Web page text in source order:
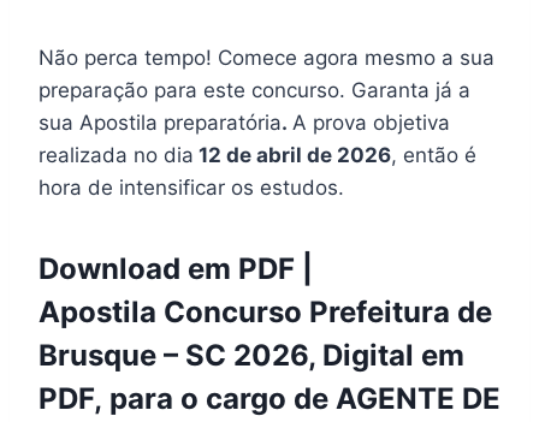
Não perca tempo! Comece agora mesmo a sua
preparação para este concurso. Garanta já a
sua Apostila preparatória. A prova objetiva
realizada no dia 12 de abril de 2026, então é
hora de intensificar os estudos.
Download em PDF |
Apostila Concurso Prefeitura de
Brusque – SC 2026, Digital em
PDF, para o cargo de AGENTE DE